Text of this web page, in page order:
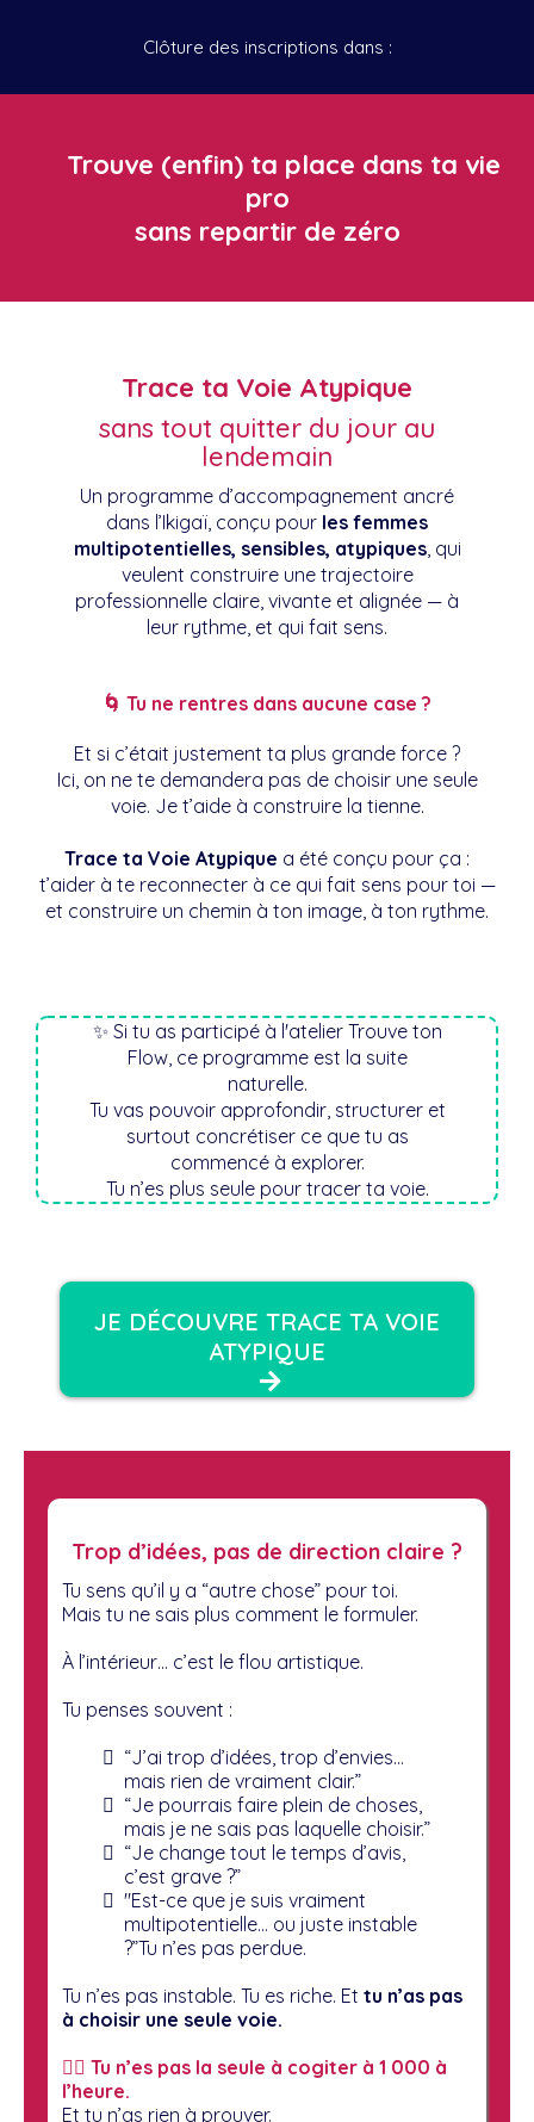
Clôture des inscriptions dans :
Trouve (enfin) ta place dans ta vie
pro
sans repartir de zéro
Trace ta Voie Atypique
sans tout quitter du jour au
lendemain
Un programme d’accompagnement ancré
dans l’Ikigaï, conçu pour les femmes
multipotentielles, sensibles, atypiques, qui
veulent construire une trajectoire
professionnelle claire, vivante et alignée — à
leur rythme, et qui fait sens.
🌀 Tu ne rentres dans aucune case ?
Et si c’était justement ta plus grande force ?
Ici, on ne te demandera pas de choisir une seule
voie. Je t’aide à construire la tienne.
Trace ta Voie Atypique a été conçu pour ça :
t’aider à te reconnecter à ce qui fait sens pour toi —
et construire un chemin à ton image, à ton rythme.
✨ Si tu as participé à l'atelier Trouve ton
Flow, ce programme est la suite
naturelle.
Tu vas pouvoir approfondir, structurer et
surtout concrétiser ce que tu as
commencé à explorer.
Tu n’es plus seule pour tracer ta voie.
JE DÉCOUVRE TRACE TA VOIE
ATYPIQUE
Trop d’idées, pas de direction claire ?
Tu sens qu’il y a “autre chose” pour toi.
Mais tu ne sais plus comment le formuler.
À l’intérieur… c’est le flou artistique.
Tu penses souvent :
“J’ai trop d’idées, trop d’envies…
mais rien de vraiment clair.”
“Je pourrais faire plein de choses,
mais je ne sais pas laquelle choisir.”
“Je change tout le temps d’avis,
c’est grave ?”
"Est-ce que je suis vraiment
multipotentielle… ou juste instable
?”Tu n’es pas perdue.
Tu n’es pas instable. Tu es riche. Et tu n’as pas
à choisir une seule voie.
👯‍♀️ Tu n’es pas la seule à cogiter à 1 000 à
l’heure.
Et tu n’as rien à prouver.